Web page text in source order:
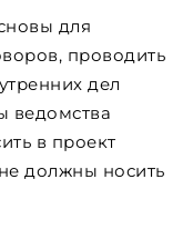
для
проводить
дел
ведомства
в проект
должны носить